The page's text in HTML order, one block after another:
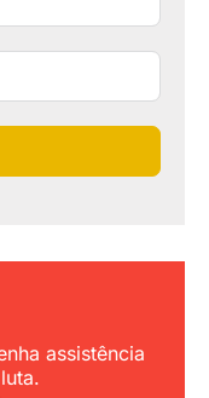
assistência